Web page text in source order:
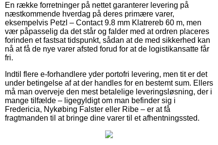
En række forretninger på nettet garanterer levering på
næstkommende hverdag på deres primære varer,
eksempelvis Petzl – Contact 9.8 mm Klatrereb 60 m, men
vær påpasselig da det står og falder med at ordren placeres
forinden et fastsat tidspunkt, sådan at de med sikkerhed kan
nå at få de nye varer afsted forud for at de logistikansatte får
fri.
Indtil flere e-forhandlere yder portofri levering, men tit er det
under betingelse af at der handles for en bestemt sum. Ellers
må man overveje den mest betalelige leveringsløsning, der i
mange tilfælde – ligegyldigt om man befinder sig i
Fredericia, Nykøbing Falster eller Ribe – er at få
fragtmanden til at bringe dine varer til et afhentningssted.